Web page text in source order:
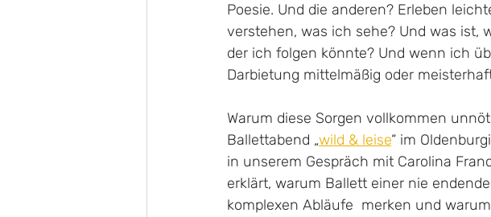
Poesie. Und die anderen? Erleben
verstehen, was ich sehe? Und was ist,
der ich folgen könnte? Und wenn ich
Darbietung mittelmäßig oder
Warum diese Sorgen vollkommen
Ballettabend „wild & leise“ im
in unserem Gespräch mit Carolina
erklärt, warum Ballett einer nie
komplexen Abläufe  merken und